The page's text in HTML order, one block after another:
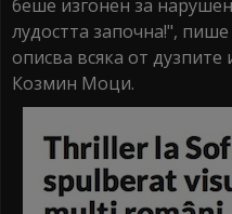
беше изгонен за
лудостта започна!",
описва всяка от
Козмин Моци.